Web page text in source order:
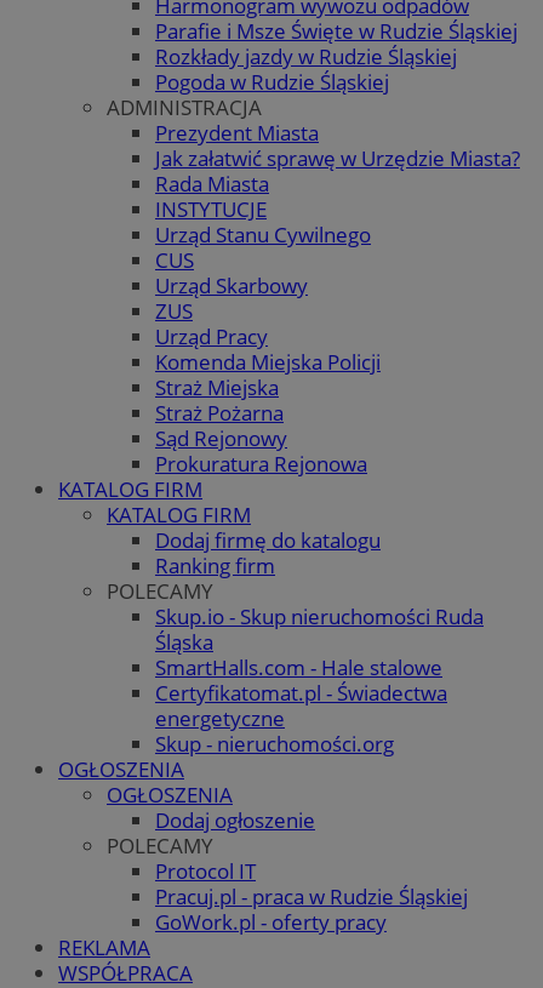
Parafie i Msze Święte w Rudzie Śląskiej
Rozkłady jazdy w Rudzie Śląskiej
Pogoda w Rudzie Śląskiej
ADMINISTRACJA
Prezydent Miasta
Jak załatwić sprawę w Urzędzie Miasta?
Rada Miasta
INSTYTUCJE
Urząd Stanu Cywilnego
CUS
Urząd Skarbowy
ZUS
Urząd Pracy
Komenda Miejska Policji
Straż Miejska
Straż Pożarna
Sąd Rejonowy
Prokuratura Rejonowa
KATALOG FIRM
KATALOG FIRM
Dodaj firmę do katalogu
Ranking firm
POLECAMY
Skup.io - Skup nieruchomości Ruda
Śląska
SmartHalls.com - Hale stalowe
Certyfikatomat.pl - Świadectwa
energetyczne
Skup - nieruchomości.org
OGŁOSZENIA
OGŁOSZENIA
Dodaj ogłoszenie
POLECAMY
Protocol IT
Pracuj.pl - praca w Rudzie Śląskiej
GoWork.pl - oferty pracy
REKLAMA
WSPÓŁPRACA